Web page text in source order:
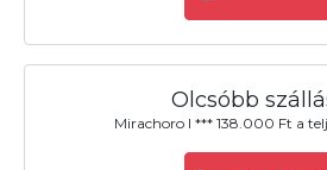
Olcsóbb
Mirachoro I *** 138.000 Ft a